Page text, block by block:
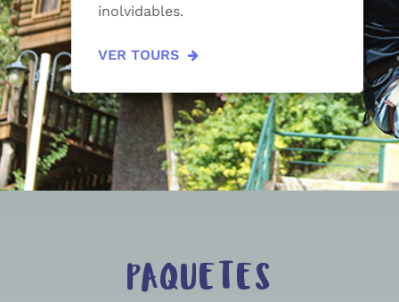
inolvidables.
VER TOURS
PAQUETES